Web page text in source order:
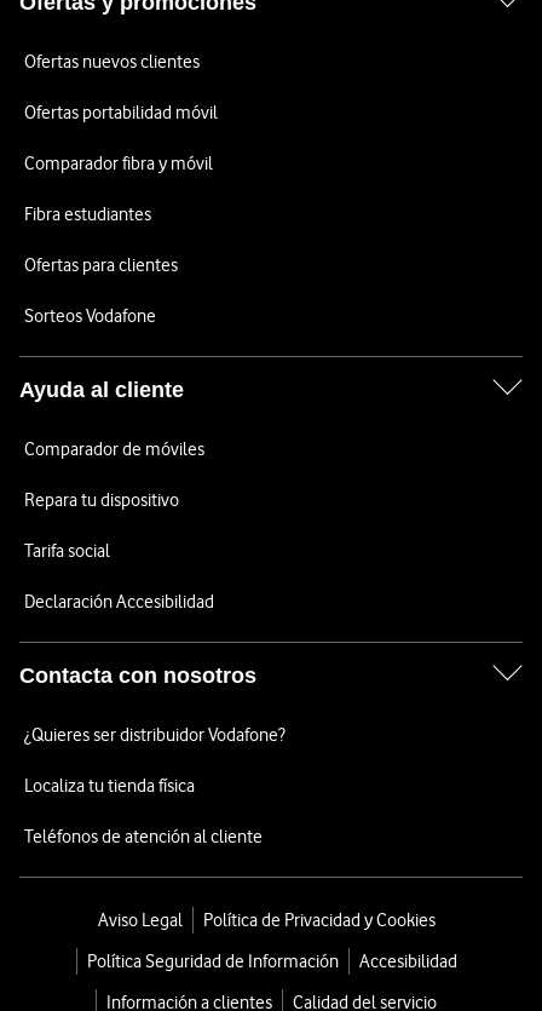
Ofertas nuevos clientes
Ofertas portabilidad móvil
Comparador fibra y móvil
Fibra estudiantes
Ofertas para clientes
Sorteos Vodafone
Ayuda al cliente
Comparador de móviles
Repara tu dispositivo
Tarifa social
Declaración Accesibilidad
Contacta con nosotros
¿Quieres ser distribuidor Vodafone?
Localiza tu tienda física
Teléfonos de atención al cliente
Aviso Legal
Política de Privacidad y Cookies
Política Seguridad de Información
Accesibilidad
Información a clientes
Calidad del servicio